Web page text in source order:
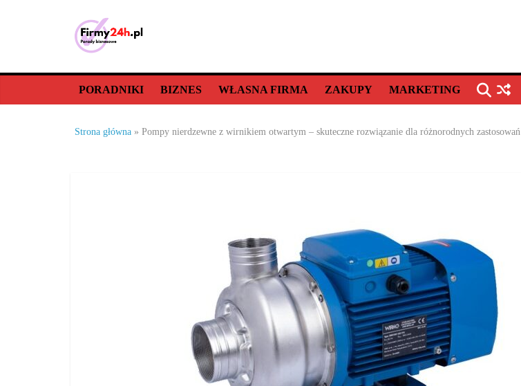
Porady
biznesowe,
dla
działalność
gospodarczą.
PORADNIKI BIZNES WŁASNA FIRMA ZAKUPY MARKETING
Strona główna » Pompy nierdzewne z wirnikiem otwartym – skuteczne rozwiązanie dla różnorodnych zastosowań